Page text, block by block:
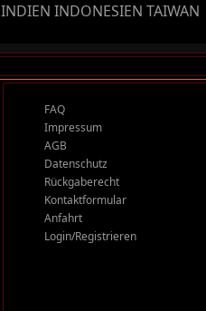
INDONESIEN TAIWAN
FAQ
Impressum
AGB
Datenschutz
Rückgaberecht
Kontaktformular
Anfahrt
Login/Registrieren